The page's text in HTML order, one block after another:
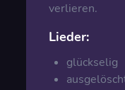
verlieren.
Lieder:
glückselig